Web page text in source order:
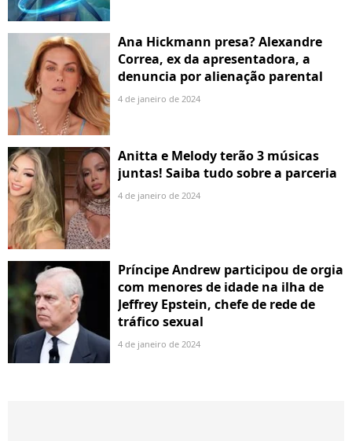
Ana Hickmann presa? Alexandre
Correa, ex da apresentadora, a
denuncia por alienação parental
4 de janeiro de 2024
Anitta e Melody terão 3 músicas
juntas! Saiba tudo sobre a parceria
4 de janeiro de 2024
Príncipe Andrew participou de orgia
com menores de idade na ilha de
Jeffrey Epstein, chefe de rede de
tráfico sexual
4 de janeiro de 2024